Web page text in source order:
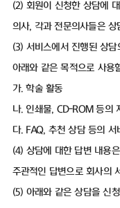
(2) 회원이 신청한 상담에
의사, 각과 전문의사들은
(3) 서비스에서 진행된 상
아래와 같은 목적으로 사용
가. 학술 활동
나. 인쇄물, CD-ROM 등의
다. FAQ, 추천 상담 등의 서
(4) 상담에 대한 답변 내용
주관적인 답변으로 회사의
(5) 아래와 같은 상담을 신